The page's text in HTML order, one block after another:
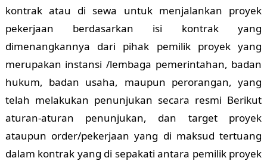
kontrak atau di sewa untuk menjalankan proyek
pekerjaan berdasarkan isi kontrak yang
dimenangkannya dari pihak pemilik proyek yang
merupakan instansi /lembaga pemerintahan, badan
hukum, badan usaha, maupun perorangan, yang
telah melakukan penunjukan secara resmi Berikut
aturan-aturan penunjukan, dan target proyek
ataupun order/pekerjaan yang di maksud tertuang
dalam kontrak yang di sepakati antara pemilik proyek